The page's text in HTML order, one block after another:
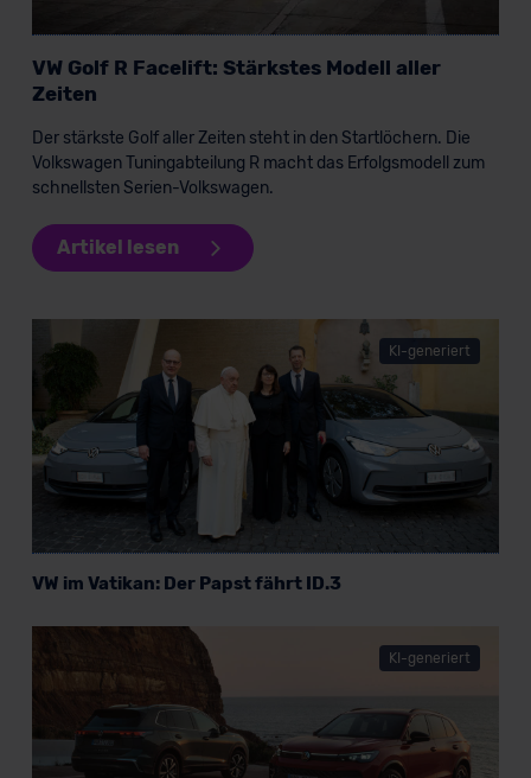
VW Golf R Facelift: Stärkstes Modell aller
Zeiten
Der stärkste Golf aller Zeiten steht in den Startlöchern. Die
Volkswagen Tuningabteilung R macht das Erfolgsmodell zum
schnellsten Serien-Volkswagen.
Artikel lesen
KI-generiert
VW im Vatikan: Der Papst fährt ID.3
KI-generiert